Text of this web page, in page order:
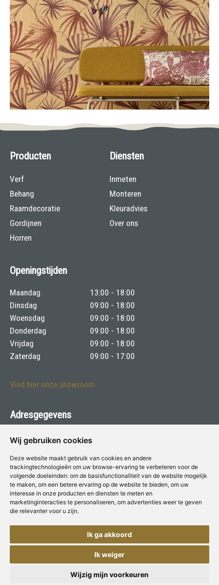
Wij gebruiken cookies
Deze website maakt gebruik van cookies en andere
trackingtechnologieën om uw browse-ervaring te verbeteren voor de
volgende doeleinden: om de basisfunctionaliteit van de website mogelijk
te maken, om een betere ervaring op de website te bieden, om uw
interesse in onze producten en diensten te meten en
marketinginteracties te personaliseren, om advertenties weer te geven
die relevanter voor u zijn.
Ik ga akkoord
Ik weiger
Wijzig mijn voorkeuren
Producten
Verf
Behang
Raamdecoratie
Gordijnen
Horren
Diensten
Inmeten
Monteren
Kleuradvies
Over ons
Openingstijden
Maandag
13:00 - 18:00
Dinsdag
09:00 - 18:00
Woensdag
09:00 - 18:00
Donderdag
09:00 - 18:00
Vrijdag
09:00 - 18:00
Zaterdag
09:00 - 17:00
Vind hier onze showroom
Adresgegevens
Tames voor Verf & Wonen
Telefoon:072-5115354
E-mail:tames@voorverfenwonen.nl
Copyright © Concepts & Companies BV. Alle rechten voorbehouden.